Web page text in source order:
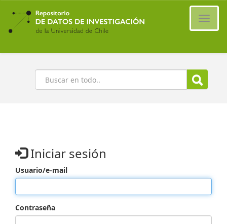
Ir
contenido
principal
Buscar
Iniciar sesión
Usuario/e-mail
Contraseña